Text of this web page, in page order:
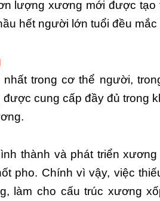
lượng xương mới được tạo
hết người lớn tuổi đều
trong cơ thể người,
cung cấp đầy đủ trong
thành và phát triển
pho. Chính vì vậy, việc
làm cho cấu trúc xương